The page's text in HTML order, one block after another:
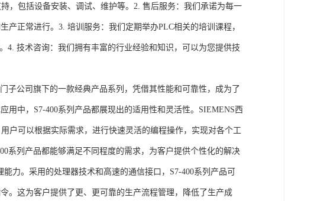
，包括设备安装、调试、维护等。2. 售后服务：我们承诺为每一
正常进行。3. 培训服务：我们定期举办PLC相关的培训课程，
4. 技术咨询：我们拥有丰富的行业经验和知识，可以为您提供技
公司旗下的一款经典产品系列，凭借其性能和可靠性，成为了
中，S7-400系列产品都展现出的适用性和灵活性。SIEMENS西
户可以根据实际需求，进行快速灵活的编程操作，实现对各个工
系列产品都能够满足不同程度的需求，为客户提供个性化的解决
力。采用的处理器技术和高速的通信接口，S7-400系列产品可
。这为客户提供了更、更可靠的生产流程管理，降低了生产成